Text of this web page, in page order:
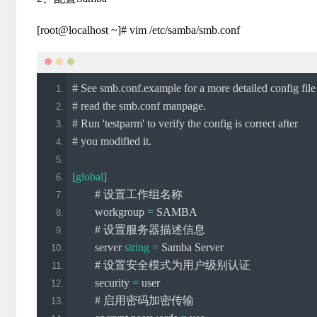
[root@localhost ~]# vim /etc/samba/smb.conf
# See smb.conf.example for a more detailed config
# read the smb.conf manpage.
# Run 'testparm' to verify the config is correct after
# you modified it.
[global]
# 设置工作组名称
        workgroup
= SAMBA
# 设置服务器描述信息
        server
string = Samba Server
# 设置安全模式为用户级别认证
        security
= user
# 启用密码加密传输